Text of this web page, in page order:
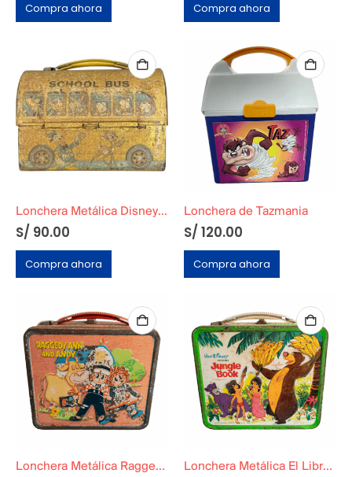
Compra ahora Compra ahora
Lonchera Metálica Disney Autobús Escolar
S/ 90.00
Compra ahora
Lonchera de Tazmania
S/ 120.00
Compra ahora
Lonchera Metálica Raggedy Amn and Andy Lonchera Metálica El Libro de la Selva